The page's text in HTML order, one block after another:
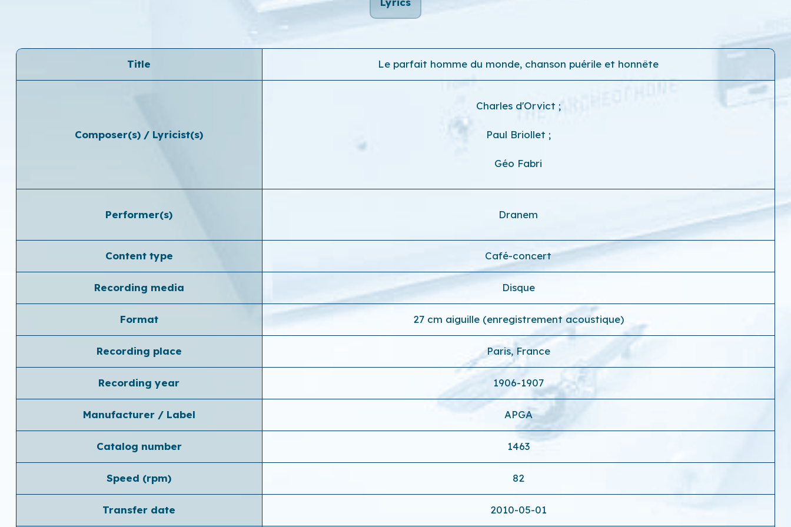
Title Le parfait homme du monde, chanson puérile et honnête
Composer(s) / Lyricist(s)
Charles d'Orvict ;
Paul Briollet ;
Géo Fabri
Performer(s) Dranem
Content type Café-concert
Recording media Disque
Format 27 cm aiguille (enregistrement acoustique)
Recording place Paris, France
Recording year 1906-1907
Manufacturer / Label APGA
Catalog number 1463
Speed ​​(rpm) 82
Transfer date 2010-05-01